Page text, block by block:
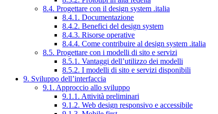
8.4. Progettare con il design system .italia
8.4.1. Documentazione
8.4.2. Benefici del design system
8.4.3. Risorse operative
8.4.4. Come contribuire al design system .italia
8.5. Progettare con i modelli di sito e servizi
8.5.1. Vantaggi dell’utilizzo dei modelli
8.5.2. I modelli di sito e servizi disponibili
9. Sviluppo dell’interfaccia
9.1. Approccio allo sviluppo
9.1.1. Attività preliminari
9.1.2. Web design responsivo e accessibile